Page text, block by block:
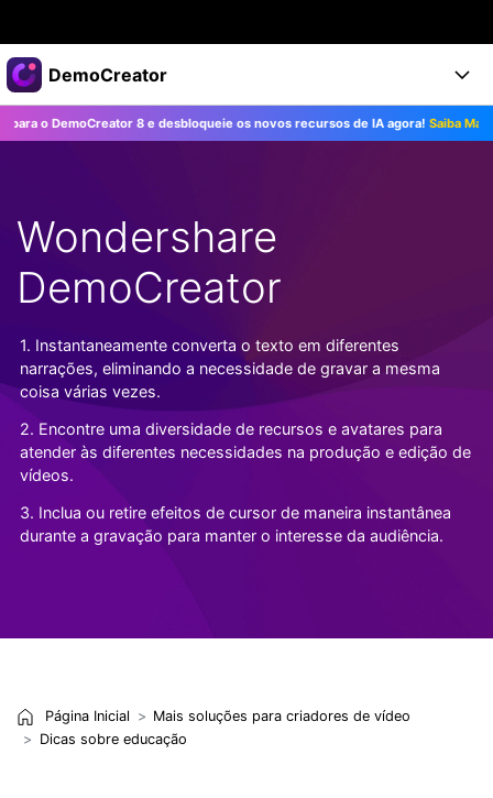
Produtos em destaque
Criatividade digital com IA generativa
Utilitários
Negócios
Sala de imprensa
Loja
Suporte
DemoCreator
Produtos
Recursos
Todos os recursos >
Recursos de IA
Dicas de IA
Todos os recursos de IA >
Soluções
DemoCreator para
Blog
Mais Soluções >
Central de Ajuda
Começe a Usar
Suporte
TESTE GRÁTIS COMPRE AGORA
Entrar
8 e desbloqueie os novos recursos de IA agora!Saiba Mais>>
Wondershare
DemoCreator
1. Instantaneamente converta o texto em diferentes
narrações, eliminando a necessidade de gravar a mesma
coisa várias vezes.
2. Encontre uma diversidade de recursos e avatares para
atender às diferentes necessidades na produção e edição de
vídeos.
3. Inclua ou retire efeitos de cursor de maneira instantânea
durante a gravação para manter o interesse da audiência.
Página Inicial
Mais soluções para criadores de vídeo
Dicas sobre educação